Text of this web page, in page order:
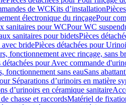
de WCKits d’installation
électronique du rinçagePour
sanitaires pour WCPour WC
sanitaires pour bidetsPièces
bridePièces détachées pour
fonctionnement avec rinçage, sans
détachées pour Avec commande
fonctionnement sans eauSans abattant
Séparations d’urinoirs en matière
d’urinoirs en céramique sanitaire
chasse et raccordsMatériel de